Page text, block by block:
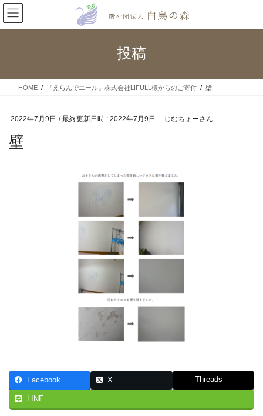
コ
ン
テ
ス
ナ
ビ
ゲ
ン
投稿
HOME 『えらんでエール』株式会社LIFULL様からのご寄付 壁
2022年7月9日 / 最終更新日時 : 2022年7月9日 じむちょーさん
壁
Facebook X Threads
LINE